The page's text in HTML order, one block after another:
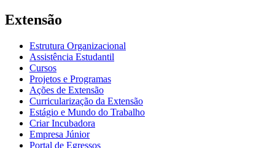
Extensão
Estrutura Organizacional
Assistência Estudantil
Cursos
Projetos e Programas
Ações de Extensão
Curricularização da Extensão
Estágio e Mundo do Trabalho
Criar Incubadora
Empresa Júnior
Portal de Egressos